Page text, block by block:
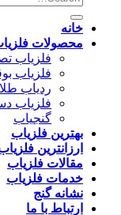
خانه
محصولات
فلزیاب
فلزیاب
ردیاب طلا
فلزیاب
گنجیاب
بهترین فلزیاب
ارزانترین
مقالات فلزیاب
خدمات فلزیاب
نشانه گنج
ارتباط با ما